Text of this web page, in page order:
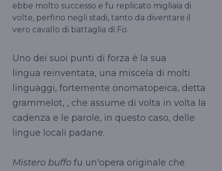
ebbe molto successo e fu replicato migliaia di
volte, perfino negli stadi, tanto da diventare il
vero cavallo di battaglia di Fo.
Uno dei suoi punti di forza è la sua
lingua reinventata, una miscela di molti
linguaggi, fortemente onomatopeica, detta
grammelot, , che assume di volta in volta la
cadenza e le parole, in questo caso, delle
lingue locali padane.
Mistero buffo fu un'opera originale che